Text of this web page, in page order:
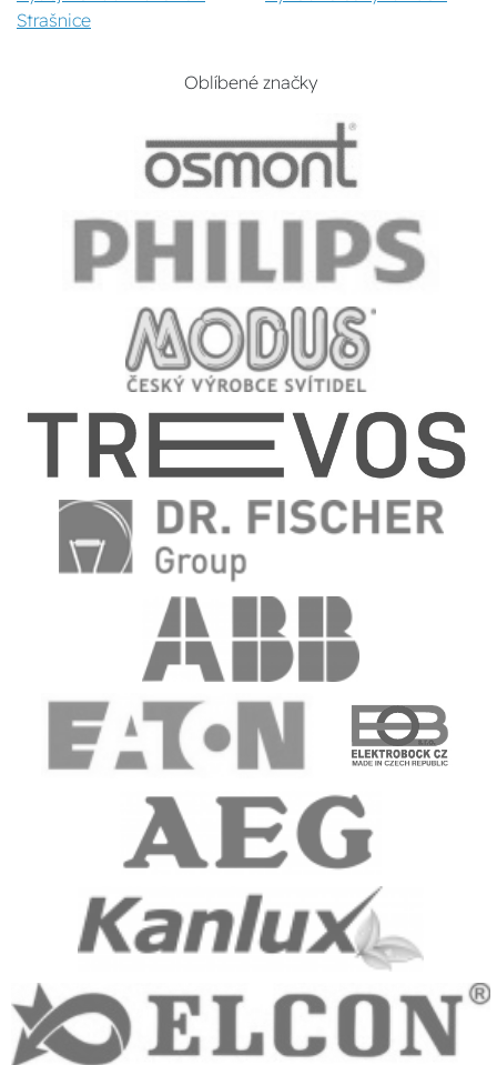
Strašnice
Oblíbené značky